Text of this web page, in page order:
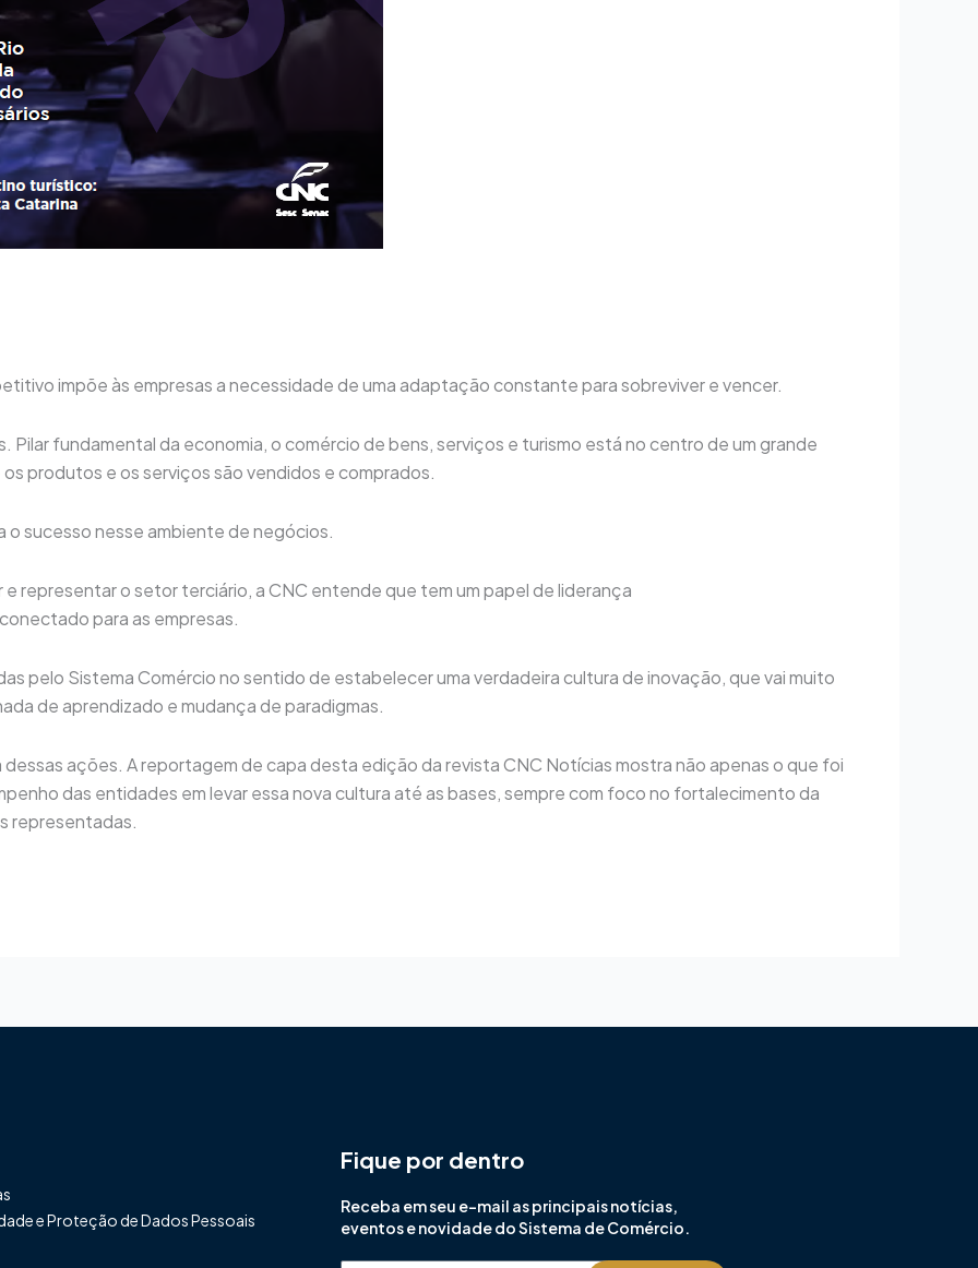
impõe às empresas a necessidade de uma adaptação constante para sobreviver e vencer.
fundamental da economia, o comércio de bens, serviços e turismo está no centro de um grande
produtos e os serviços são vendidos e comprados.
sucesso nesse ambiente de negócios.
representar o setor terciário, a CNC entende que tem um papel de liderança
para as empresas.
pelo Sistema Comércio no sentido de estabelecer uma verdadeira cultura de inovação, que vai muito
de aprendizado e mudança de paradigmas.
ações. A reportagem de capa desta edição da revista CNC Notícias mostra não apenas o que foi
das entidades em levar essa nova cultura até as bases, sempre com foco no fortalecimento da
representadas.
e Proteção de Dados Pessoais
Fique por dentro
Receba em seu e-mail as principais notícias,
eventos e novidade do Sistema de Comércio.